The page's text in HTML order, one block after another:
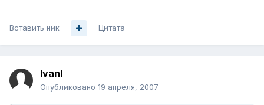
Вставить ник Цитата
IvanI
Опубликовано 19 апреля, 2007